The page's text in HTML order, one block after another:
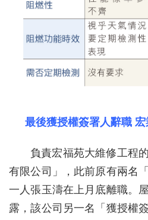
最後獲授權簽署人辭職
負責宏福苑大維修工程
有限公司」，此前原有兩名
一人張玉濤在上月底離職。
露，該公司另一名「獲授權